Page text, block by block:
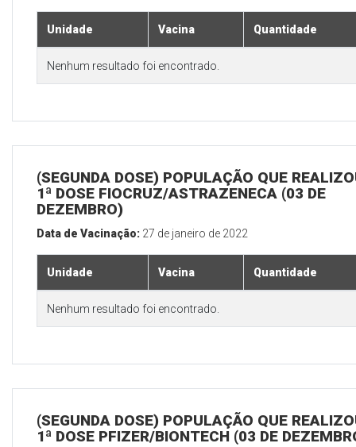
Unidade Vacina Quantidade
Nenhum resultado foi encontrado.
(SEGUNDA DOSE) POPULAÇÃO QUE
1ª DOSE FIOCRUZ/ASTRAZENECA (03 DE
DEZEMBRO)
Data de Vacinação: 27 de janeiro de 2022
Unidade Vacina Quantidade
Nenhum resultado foi encontrado.
(SEGUNDA DOSE) POPULAÇÃO QUE
1ª DOSE PFIZER/BIONTECH (03 DE